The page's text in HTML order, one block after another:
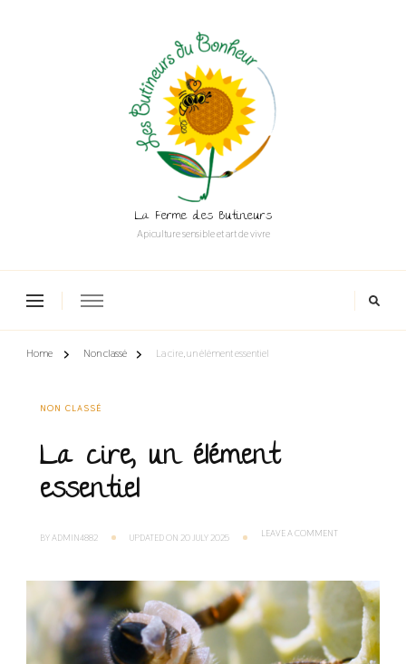
La Ferme des Butineurs
Apiculture sensible et art de vivre
Home Non classé La cire, un élément essentiel
NON CLASSÉ
La cire, un élément
essentiel
BYADMIN4882 UPDATED ON 20 JULY 2025 LEAVE A COMMENTON
ÉLÉMENT
ESSENTIEL